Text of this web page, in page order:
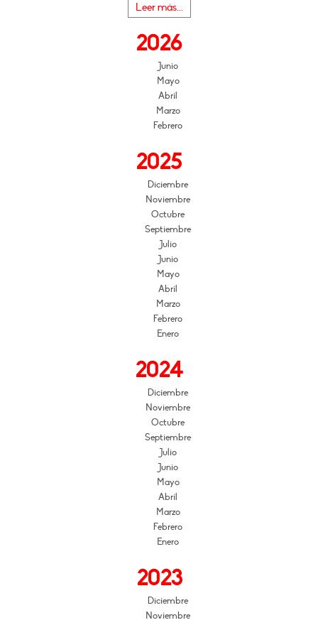
Leer más...
2026
Junio
Mayo
Abril
Marzo
Febrero
2025
Diciembre
Noviembre
Octubre
Septiembre
Julio
Junio
Mayo
Abril
Marzo
Febrero
Enero
2024
Diciembre
Noviembre
Octubre
Septiembre
Julio
Junio
Mayo
Abril
Marzo
Febrero
Enero
2023
Diciembre
Noviembre